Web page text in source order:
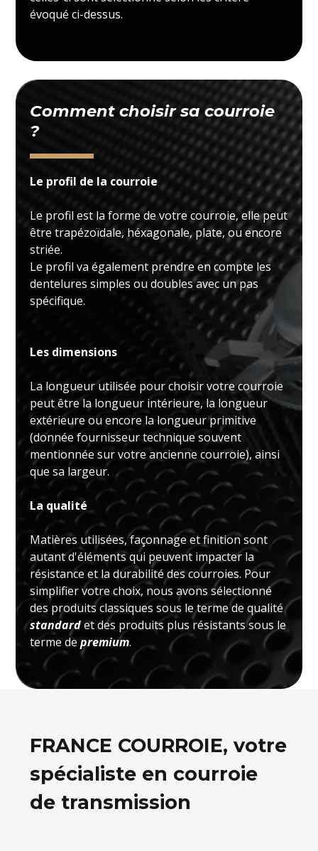
évoqué ci-dessus.
Comment choisir sa courroie
?
Le profil de la courroie
Le profil est la forme de votre courroie, elle peut
être trapézoïdale, héxagonale, plate, ou encore
striée.
Le profil va également prendre en compte les
dentelures simples ou doubles avec un pas
spécifique.
Les dimensions
La longueur utilisée pour choisir votre courroie
peut être la longueur intérieure, la longueur
extérieure ou encore la longueur primitive
(donnée fournisseur technique souvent
mentionnée sur votre ancienne courroie), ainsi
que sa largeur.
La qualité
Matières utilisées, façonnage et finition sont
autant d'éléments qui peuvent impacter la
résistance et la durabilité des courroies. Pour
simplifier votre choix, nous avons sélectionné
des produits classiques sous le terme de qualité
standardet des produits plus résistants sous le
terme depremium.
FRANCE COURROIE, votre
spécialiste en courroie
de transmission